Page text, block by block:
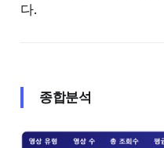
다.
종합분석